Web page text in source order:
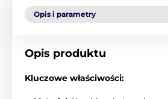
Opis i parametry
Opis produktu
Kluczowe właściwości: